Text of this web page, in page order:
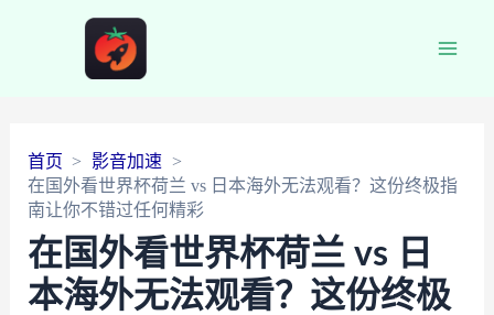
首页
影音加速
在国外看世界杯荷兰 vs 日本海外无法观看？这份终极指
南让你不错过任何精彩
在国外看世界杯荷兰 vs 日
本海外无法观看？这份终极